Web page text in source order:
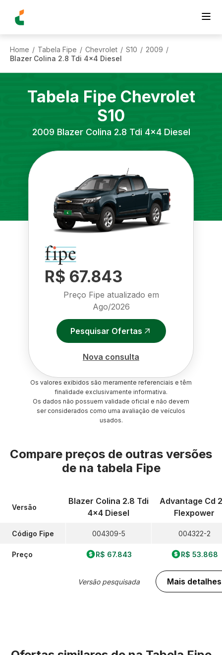
Home / Tabela Fipe / Chevrolet / S10 / 2009 /
Blazer Colina 2.8 Tdi 4x4 Diesel
Tabela Fipe Chevrolet
S10
2009 Blazer Colina 2.8 Tdi 4x4 Diesel
R$ 67.843
Preço Fipe atualizado em
Ago/2026
Pesquisar Ofertas
Nova consulta
Os valores exibidos são meramente referenciais e têm
finalidade exclusivamente informativa.
Os dados não possuem validade oficial e não devem
ser considerados como uma avaliação de veículos
usados.
Compare preços de outras versões
de na tabela Fipe
Versão
Código Fipe
Preço
Blazer Colina 2.8 Tdi
4x4 Diesel
004309-5
R$ 67.843
Versão pesquisada
Advantage Cd
Flexpower
004322-2
R$ 53.868
Mais detalhes